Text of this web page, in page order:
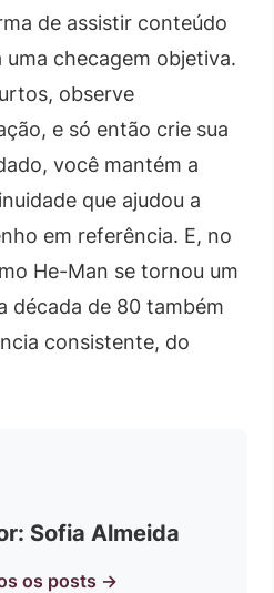
de assistir conteúdo
checagem objetiva.
observe
e só então crie sua
você mantém a
que ajudou a
em referência. E, no
He-Man se tornou um
década de 80 também
consistente, do
Sofia Almeida
os posts →